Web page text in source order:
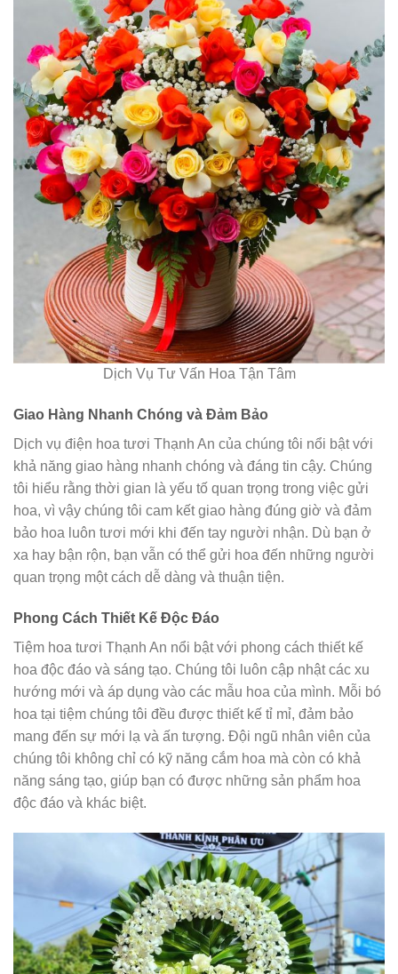
Dịch Vụ Tư Vấn Hoa Tận Tâm
Giao Hàng Nhanh Chóng và Đảm Bảo
Dịch vụ điện hoa tươi Thạnh An của chúng tôi nổi bật với
khả năng giao hàng nhanh chóng và đáng tin cậy. Chúng
tôi hiểu rằng thời gian là yếu tố quan trọng trong việc gửi
hoa, vì vậy chúng tôi cam kết giao hàng đúng giờ và đảm
bảo hoa luôn tươi mới khi đến tay người nhận. Dù bạn ở
xa hay bận rộn, bạn vẫn có thể gửi hoa đến những người
quan trọng một cách dễ dàng và thuận tiện.
Phong Cách Thiết Kế Độc Đáo
Tiệm hoa tươi Thạnh An nổi bật với phong cách thiết kế
hoa độc đáo và sáng tạo. Chúng tôi luôn cập nhật các xu
hướng mới và áp dụng vào các mẫu hoa của mình. Mỗi bó
hoa tại tiệm chúng tôi đều được thiết kế tỉ mỉ, đảm bảo
mang đến sự mới lạ và ấn tượng. Đội ngũ nhân viên của
chúng tôi không chỉ có kỹ năng cắm hoa mà còn có khả
năng sáng tạo, giúp bạn có được những sản phẩm hoa
độc đáo và khác biệt.